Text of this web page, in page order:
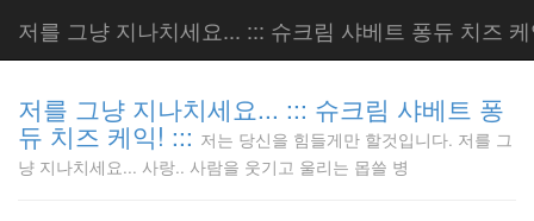
저를 그냥 지나치세요... ::: 슈크림 샤베트 퐁듀 치즈
저를 그냥 지나치세요... ::: 슈크림 샤베트 퐁
듀 치즈 케익! ::: 저는 당신을 힘들게만 할것입니다. 저를 그
냥 지나치세요... 사랑.. 사람을 웃기고 울리는 몹쓸 병
저는 당신
을 힘들게